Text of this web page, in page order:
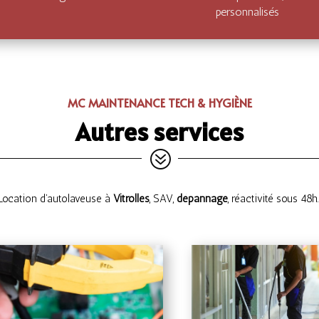
personnalisés
MC MAINTENANCE TECH & HYGIÈNE
Autres services
?
d’autolaveuse à Vitrolles, SAV, dépannage, réactivité sous